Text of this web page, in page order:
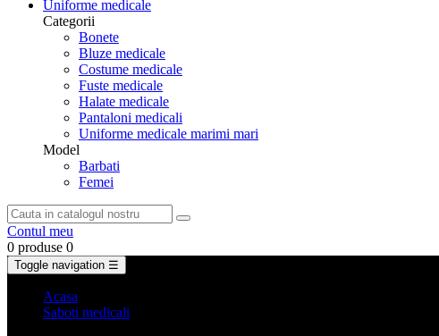
Uniforme medicale
Categorii
Bonete
Bluze medicale
Costume medicale
Fuste medicale
Halate medicale
Pantaloni medicali
Uniforme medicale marimi mari
Model
Barbati
Femei
Contul meu
0 produse 0
Toggle navigation ☰
Acasa
Saboti medicali